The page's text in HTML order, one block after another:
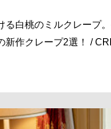
る白桃のミルクレープ
新作クレープ2選！ /